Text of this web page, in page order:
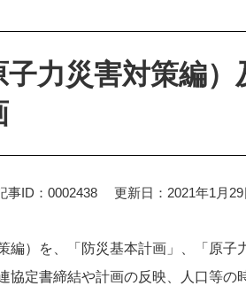
力災害対策編）
事ID：0002438 更新日：2021年1月
）を、「防災基本計画」、「原子
協定書締結や計画の反映、人口等の